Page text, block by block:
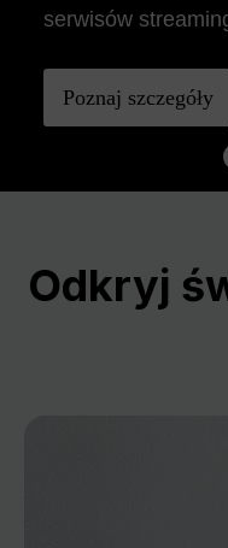
serwisów
Poznaj szczegóły
Odkryj